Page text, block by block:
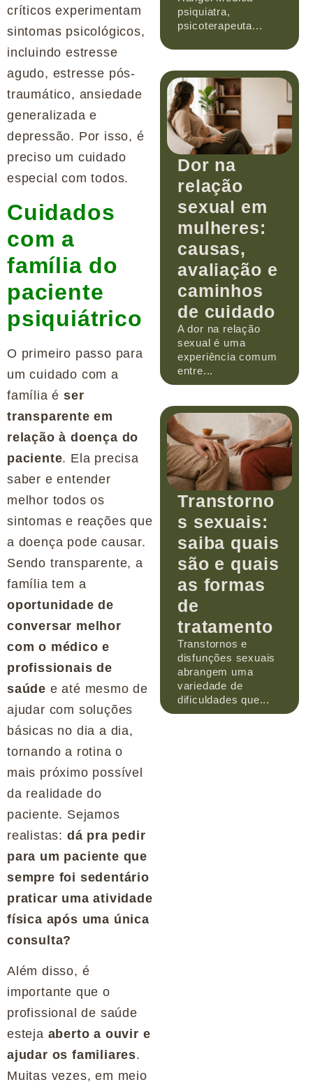
críticos experimentam
sintomas psicológicos,
incluindo estresse
agudo, estresse pós-
traumático, ansiedade
generalizada e
depressão. Por isso, é
preciso um cuidado
especial com todos.
Cuidados
com a
família do
paciente
psiquiátrico
O primeiro passo para
um cuidado com a
família éser
transparente em
relação à doença do
paciente. Ela precisa
saber e entender
melhor todos os
sintomas e reações que
a doença pode causar.
Sendo transparente, a
família tem a
oportunidade de
conversar melhor
com o médico e
profissionais de
saúde e até mesmo de
ajudar com soluções
básicas no dia a dia,
tornando a rotina o
mais próximo possível
da realidade do
paciente. Sejamos
realistas: dá pra pedir
para um paciente que
sempre foi sedentário
praticar uma atividade
física após uma única
consulta?
Além disso, é
importante que o
profissional de saúde
esteja aberto a ouvir e
ajudar os familiares.
Muitas vezes, em meio
psiquiatra,
psicoterapeuta...
Dor na
relação
sexual em
mulheres:
causas,
avaliação e
caminhos
de cuidado
A dor na relação
sexual é uma
experiência comum
entre...
Transtorno
s sexuais:
saiba quais
são e quais
as formas
de
tratamento
Transtornos e
disfunções sexuais
abrangem uma
variedade de
dificuldades que...